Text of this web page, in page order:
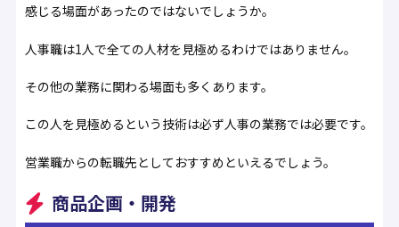
感じる場面があったのではないでしょうか。
人事職は1人で全ての人材を見極めるわけではありません。
その他の業務に関わる場面も多くあります。
この人を見極めるという技術は必ず人事の業務では必要です。
営業職からの転職先としておすすめといえるでしょう。
商品企画・開発